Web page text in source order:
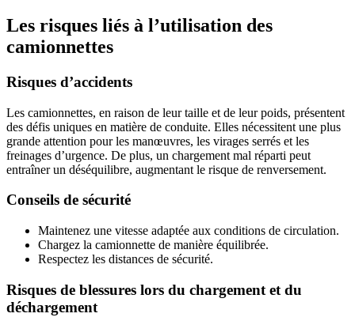
Les risques liés à l’utilisation des
camionnettes
Risques d’accidents
Les camionnettes, en raison de leur taille et de leur poids, présentent
des défis uniques en matière de conduite. Elles nécessitent une plus
grande attention pour les manœuvres, les virages serrés et les
freinages d’urgence. De plus, un chargement mal réparti peut
entraîner un déséquilibre, augmentant le risque de renversement.
Conseils de sécurité
Maintenez une vitesse adaptée aux conditions de circulation.
Chargez la camionnette de manière équilibrée.
Respectez les distances de sécurité.
Risques de blessures lors du chargement et du
déchargement